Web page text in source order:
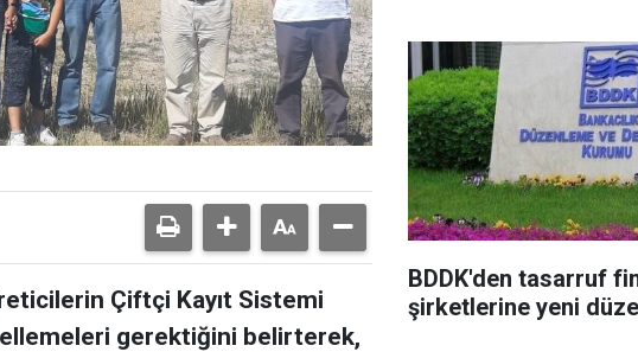
Çiftçi Kayıt Sistemi
gerektiğini belirterek,
BDDK'den tasarruf
şirketlerine yeni